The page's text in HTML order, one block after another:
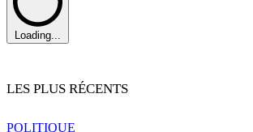
Loading...
LES PLUS RÉCENTS
POLITIQUE